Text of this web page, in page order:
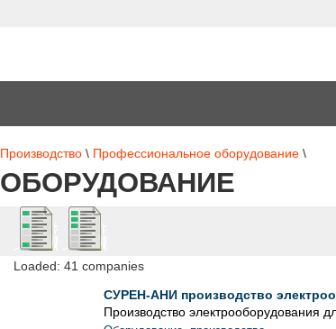
Производство \ Профессиональное оборудование \
ОБОРУДОВАНИЕ
Loaded: 41 companies
СУРЕН-АНИ производство
Производство электрооборудования